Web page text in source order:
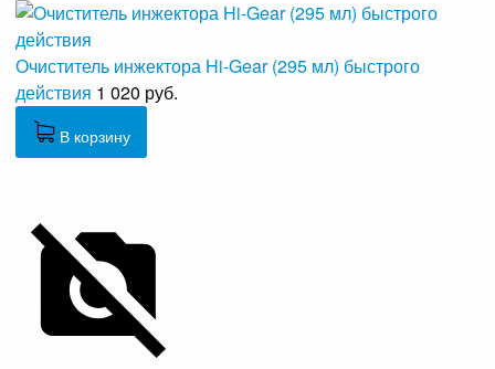
Очиститель инжектора Hi-Gear (295 мл) быстрого
действия 1 020 руб.
В корзину